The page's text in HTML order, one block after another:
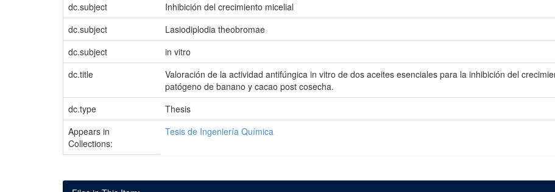
dc.subject
Inhibición del crecimiento micelial
dc.subject
Lasiodiplodia theobromae
dc.subject
in vitro
dc.title
Valoración de la actividad antifúngica in vitro de dos aceites esenciales para la inhibición del
patógeno de banano y cacao post cosecha.
dc.type Thesis
Appears in
Collections:
Tesis de Ingeniería Química